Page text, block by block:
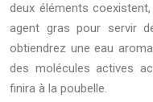
deux éléments
agent gras pour servir
obtiendrez une eau
des molécules actives
finira à la poubelle.